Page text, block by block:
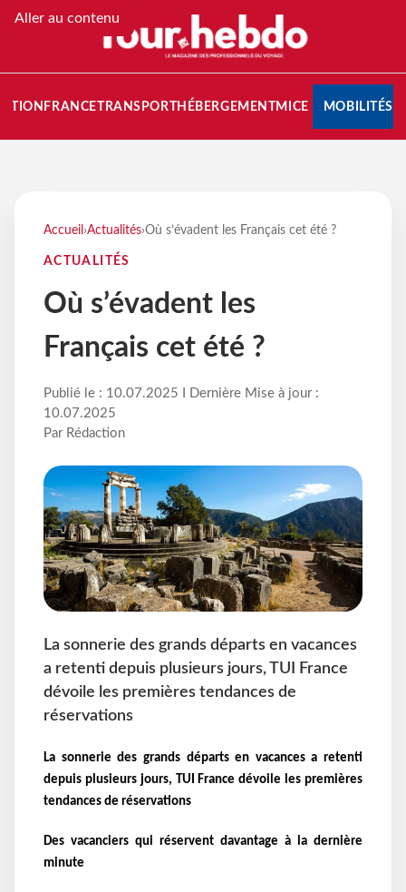
Aller au contenu
FRANCETRANSPORT HÉBERGEMENTMICE MOBILITÉS
Accueil ›Actualités›Où s’évadent les Français cet été ?
ACTUALITÉS
Où s’évadent les
Français cet été ?
Publié le : 10.07.2025 I Dernière Mise à jour :
10.07.2025
Par Rédaction
La sonnerie des grands départs en vacances
a retenti depuis plusieurs jours, TUI France
dévoile les premières tendances de
réservations
La sonnerie des grands départs en vacances a retenti
depuis plusieurs jours, TUI France dévoile les premières
tendances de réservations
Des vacanciers qui réservent davantage à la dernière
minute